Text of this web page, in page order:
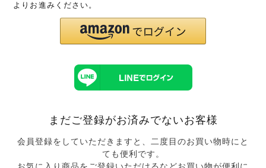
よりお進みください。
まだご登録がお済みでないお客様
会員登録をしていただきますと、二度目のお買い物時にと
ても便利です。